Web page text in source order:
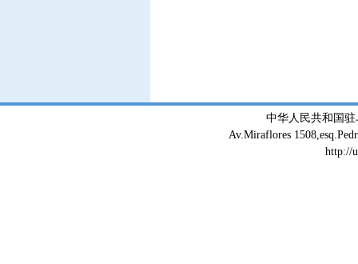
中华人民共和国
Av.Miraflores
http://